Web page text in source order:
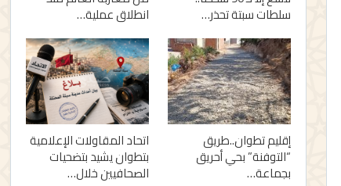
سلطات سبتة تحذر… انطلاق عملية…
إقليم تطوان..طريق
“التوفنة” بحي أحريق
بجماعة…
اتحاد المقاولات الإعلامية
بتطوان يشيد بتضحيات
الصحافيين خلال…